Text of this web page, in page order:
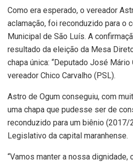
Como era esperado, o vereador
aclamação, foi reconduzido para o
Municipal de São Luís. A
resultado da eleição da Mesa
chapa única: “Deputado José Mário
vereador Chico Carvalho (PSL).
Astro de Ogum conseguiu, com
uma chapa que pudesse ser de
reconduzido para um biênio (2017/
Legislativo da capital maranhense.
“Vamos manter a nossa dignidade,